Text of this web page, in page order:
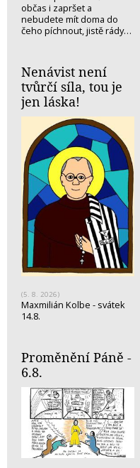
občas i zapršet a
nebudete mít doma do
čeho píchnout, jistě rády…
Nenávist není
tvůrčí síla, tou je
jen láska!
(5. 8. 2026)
Maxmilián Kolbe - svátek
14.8.
Proměnění Páně -
6.8.